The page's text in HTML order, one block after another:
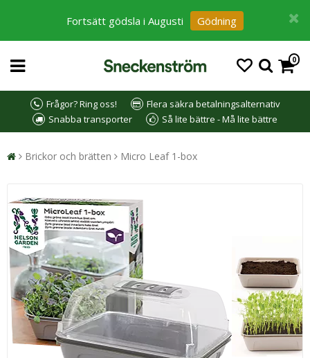
Fortsätt gödsla i Augusti Gödning
0
Frågor? Ring oss!
Flera säkra betalningsalternativ
Snabba transporter
Så lite bättre - Må lite bättre
Brickor och brätten Micro Leaf 1-box